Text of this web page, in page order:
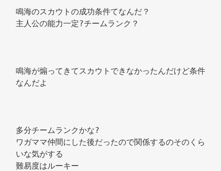
鳴海のスカウトの成功条件てなんだ？
主人公の能力一定?チームランク？
鳴海が煽ってきてスカウトできなかったんだけど条件
なんだよ
多分チームランクかな?
ワガママ仲間にした後だったので関係するのそのくら
いな気がする
難易度はルーキー